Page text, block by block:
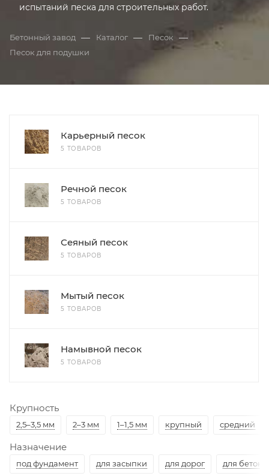
испытаний песка для строительных работ.
Бетонный завод — Каталог — Песок —
Песок для подушки
Карьерный песок
5 ТОВАРОВ
Речной песок
5 ТОВАРОВ
Сеяный песок
5 ТОВАРОВ
Мытый песок
5 ТОВАРОВ
Намывной песок
5 ТОВАРОВ
Крупность
2,5–3,5 мм 2–3 мм 1–1,5 мм крупный средний
Назначение
под фундамент для засыпки для дорог для бетона